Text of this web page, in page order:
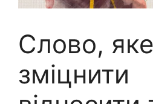
Слово,
зміцнити